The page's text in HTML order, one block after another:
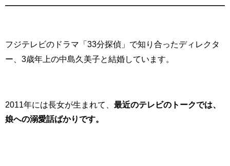
フジテレビのドラマ「33分探偵」で知り合ったディレクタ
ー、3歳年上の中島久美子と結婚しています。
2011年には長女が生まれて、 最近のテレビのトークでは、
娘への溺愛話ばかりです。